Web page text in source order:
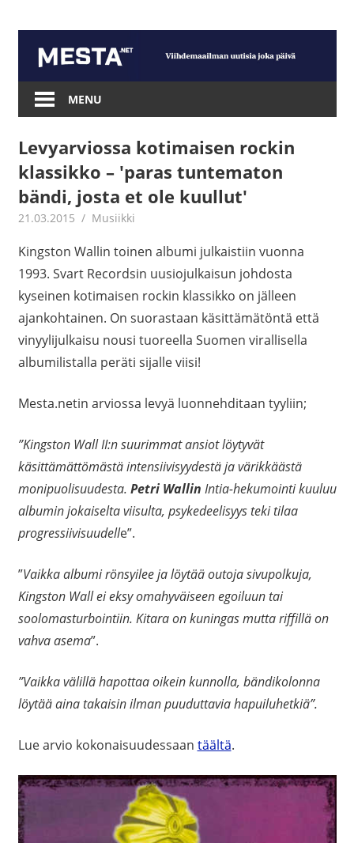
content
Mesta.net
MENU
Levyarviossa kotimaisen rockin
klassikko – 'paras tuntematon
bändi, josta et ole kuullut'
21.03.2015 mestanet
Musiikki
Kingston Wallin toinen albumi julkaistiin vuonna
1993. Svart Recordsin uusiojulkaisun johdosta
kyseinen kotimaisen rockin klassikko on jälleen
ajankohtainen. On suorastaan käsittämätöntä että
vinyylijulkaisu nousi tuoreella Suomen virallisella
albumilistalla peräti sijalle viisi!
Mesta.netin arviossa levyä luonnehditaan tyyliin;
”Kingston Wall II:n suurimmat ansiot löytyvät
käsittämättömästä intensiivisyydestä ja värikkäästä
monipuolisuudesta. Petri Wallin Intia-hekumointi kuuluu
albumin jokaiselta viisulta, psykedeelisyys teki tilaa
progressiivisuudelle”.
”Vaikka albumi rönsyilee ja löytää outoja sivupolkuja,
Kingston Wall ei eksy omahyväiseen egoiluun tai
soolomasturbointiin. Kitara on kuningas mutta riffillä on
vahva asema”.
”Vaikka välillä hapottaa oikein kunnolla, bändikolonna
löytää aina takaisin ilman puuduttavia hapuiluhetkiä”.
Lue arvio kokonaisuudessaan täältä.